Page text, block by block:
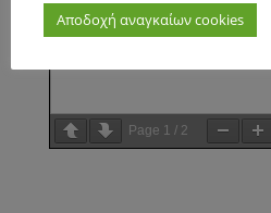
Page 1 / 2
Αποδοχή αναγκαίων cookies